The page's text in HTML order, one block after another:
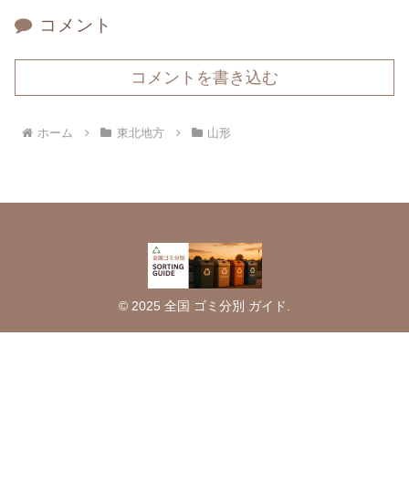
コメント
コメントを書き込む
ホーム 東北地方 山形
© 2025 全国 ゴミ分別 ガイド.